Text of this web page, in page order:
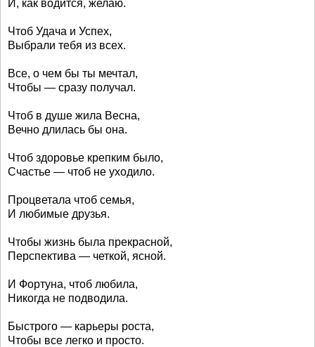
И, как водится, желаю.
Чтоб Удача и Успех,
Выбрали тебя из всех.
Все, о чем бы ты мечтал,
Чтобы — сразу получал.
Чтоб в душе жила Весна,
Вечно длилась бы она.
Чтоб здоровье крепким было,
Счастье — чтоб не уходило.
Процветала чтоб семья,
И любимые друзья.
Чтобы жизнь была прекрасной,
Перспектива — четкой, ясной.
И Фортуна, чтоб любила,
Никогда не подводила.
Быстрого — карьеры роста,
Чтобы все легко и просто.